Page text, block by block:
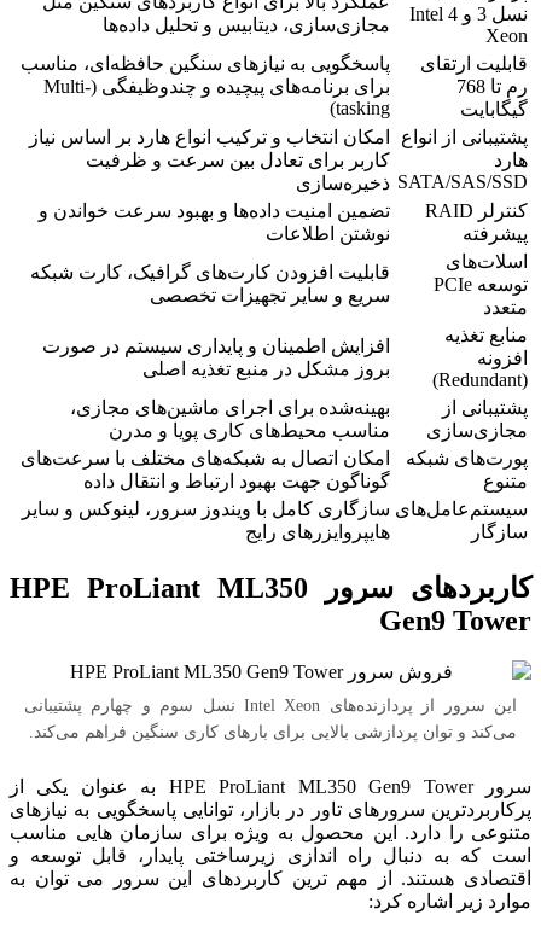
نسل 3 و 4 Intel
Xeon
مجازی‌سازی، دیتابیس و تحلیل داده‌ها
قابلیت ارتقای
رم تا 768
گیگابایت
پاسخگویی به نیازهای سنگین حافظه‌ای، مناسب
برای برنامه‌های پیچیده و چندوظیفگی (Multi-
tasking)
پشتیبانی از انواع
هارد
SATA/SAS/SSD
امکان انتخاب و ترکیب انواع هارد بر اساس نیاز
کاربر برای تعادل بین سرعت و ظرفیت
ذخیره‌سازی
کنترلر RAID
پیشرفته
تضمین امنیت داده‌ها و بهبود سرعت خواندن و
نوشتن اطلاعات
اسلات‌های
توسعه PCIe
متعدد
قابلیت افزودن کارت‌های گرافیک، کارت شبکه
سریع و سایر تجهیزات تخصصی
منابع تغذیه
افزونه
(Redundant)
افزایش اطمینان و پایداری سیستم در صورت
بروز مشکل در منبع تغذیه اصلی
پشتیبانی از
مجازی‌سازی
بهینه‌شده برای اجرای ماشین‌های مجازی،
مناسب محیط‌های کاری پویا و مدرن
پورت‌های شبکه
متنوع
امکان اتصال به شبکه‌های مختلف با سرعت‌های
گوناگون جهت بهبود ارتباط و انتقال داده
سیستم‌عامل‌های
سازگار
سازگاری کامل با ویندوز سرور، لینوکس و سایر
هایپروایزرهای رایج
کاربردهای سرور HPE ProLiant ML350
Gen9 Tower
این سرور از پردازنده‌های Intel Xeon نسل سوم و چهارم پشتیبانی
می‌کند و توان پردازشی بالایی برای بارهای کاری سنگین فراهم می‌کند.
سرور HPE ProLiant ML350 Gen9 Tower به عنوان یکی از
پرکاربردترین سرورهای تاور در بازار، توانایی پاسخگویی به نیازهای
متنوعی را دارد. این محصول به ویژه برای سازمان هایی مناسب
است که به دنبال راه اندازی زیرساختی پایدار، قابل توسعه و
اقتصادی هستند. از مهم ترین کاربردهای این سرور می توان به
موارد زیر اشاره کرد: